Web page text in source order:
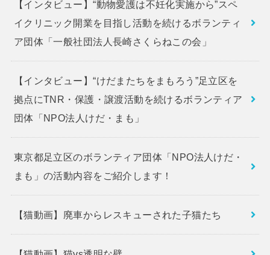
【インタビュー】“動物愛護は不妊化実施から”スペ
イクリニック開業を目指し活動を続けるボランティ
ア団体「一般社団法人長崎さくらねこの会」
【インタビュー】“けだまたちをまもろう”足立区を
拠点にTNR・保護・譲渡活動を続けるボランティア
団体「NPO法人けだ・まも」
東京都足立区のボランティア団体「NPO法人けだ・
まも」の活動内容をご紹介します！
【猫動画】廃車からレスキューされた子猫たち